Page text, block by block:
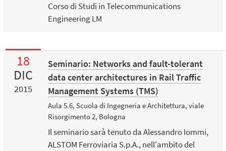
Corso di Studi in Telecommunications
Engineering LM
18
DIC
2015
Seminario: Networks and fault-tolerant
data center architectures in Rail Traffic
Management Systems (TMS)
Aula 5.6, Scuola di Ingegneria e Architettura, viale
Risorgimento 2, Bologna
Il seminario sarà tenuto da Alessandro Iommi,
ALSTOM Ferroviaria S.p.A., nell'ambito del